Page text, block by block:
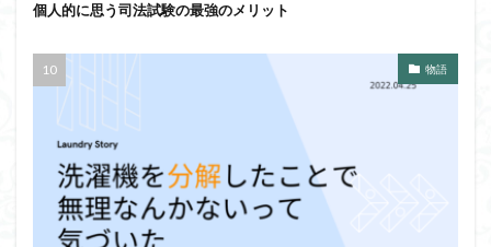
個人的に思う司法試験の最強のメリット
物語